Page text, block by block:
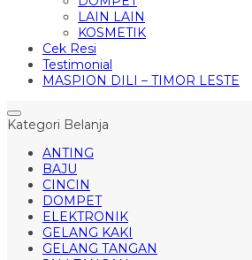
LAIN LAIN
KOSMETIK
Cek Resi
Testimonial
MASPION DILI – TIMOR LESTE
Kategori Belanja
ANTING
BAJU
CINCIN
DOMPET
ELEKTRONIK
GELANG KAKI
GELANG TANGAN